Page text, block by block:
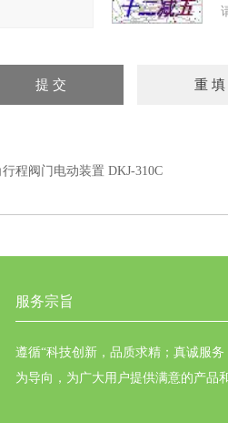
行程阀门电动装置 DKJ-310C
服务宗旨
遵循“科技创新，品质求精；真诚服
为导向，为广大用户提供满意的产品